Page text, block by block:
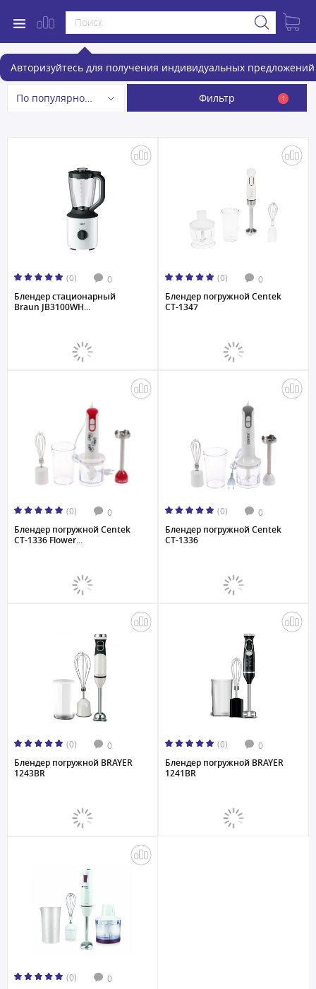
Авторизуйтесь для получения индивидуальных предложений
Блендеры
По популярности Фильтр 1
(0) 0
Блендер стационарный
Braun JB3100WH...
(0) 0
Блендер погружной Centek
CT-1347
(0) 0
Блендер погружной Centek
CT-1336 Flower...
(0) 0
Блендер погружной Centek
CT-1336
(0) 0
Блендер погружной BRAYER
1243BR
(0) 0
Блендер погружной BRAYER
1241BR
(0) 0